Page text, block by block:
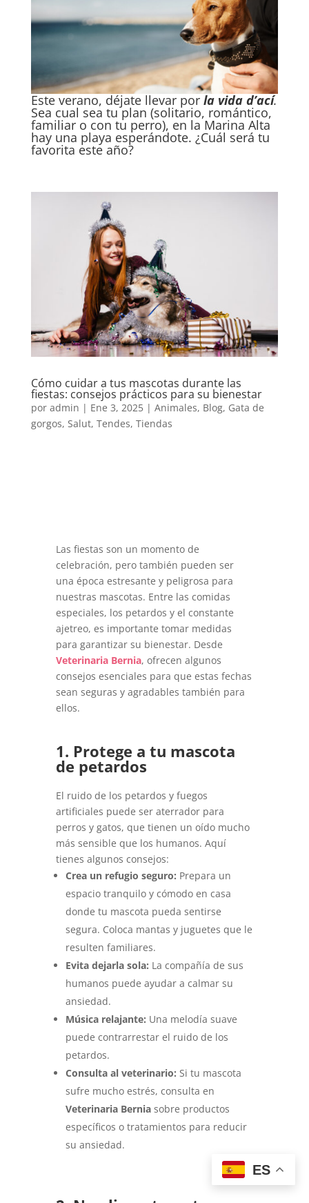
Este verano, déjate llevar por la vida d’ací.
Sea cual sea tu plan (solitario, romántico,
familiar o con tu perro), en la Marina Alta
hay una playa esperándote. ¿Cuál será tu
favorita este año?
Cómo cuidar a tus mascotas durante las
fiestas: consejos prácticos para su bienestar
por admin | Ene 3, 2025| Animales, Blog, Gata de
gorgos, Salut, Tendes, Tiendas
Las fiestas son un momento de
celebración, pero también pueden ser
una época estresante y peligrosa para
nuestras mascotas. Entre las comidas
especiales, los petardos y el constante
ajetreo, es importante tomar medidas
para garantizar su bienestar. Desde
Veterinaria Bernia, ofrecen algunos
consejos esenciales para que estas fechas
sean seguras y agradables también para
ellos.
1. Protege a tu mascota
de petardos
El ruido de los petardos y fuegos
artificiales puede ser aterrador para
perros y gatos, que tienen un oído mucho
más sensible que los humanos. Aquí
tienes algunos consejos:
Crea un refugio seguro: Prepara un
espacio tranquilo y cómodo en casa
donde tu mascota pueda sentirse
segura. Coloca mantas y juguetes que le
resulten familiares.
Evita dejarla sola: La compañía de sus
humanos puede ayudar a calmar su
ansiedad.
Música relajante: Una melodía suave
puede contrarrestar el ruido de los
petardos.
Consulta al veterinario: Si tu mascota
sufre mucho estrés, consulta en
Veterinaria Berniasobre productos
específicos o tratamientos para reducir
su ansiedad.
ES